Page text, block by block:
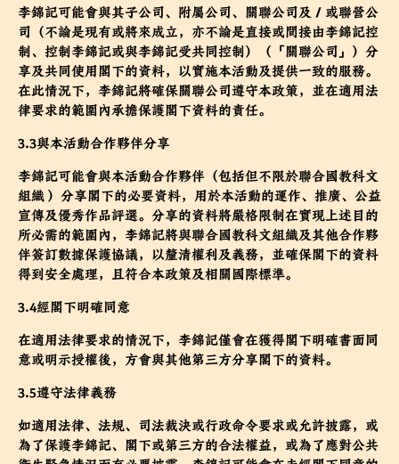
李錦記可能會與其子公司、附屬公司、關聯公司及／或聯營公
司（不論是現有或將來成立，亦不論是直接或間接由李錦記控
制、控制李錦記或與李錦記受共同控制）（「關聯公司」）分
享及共同使用閣下的資料，以實施本活動及提供一致的服務。
在此情況下，李錦記將確保關聯公司遵守本政策，並在適用法
律要求的範圍內承擔保護閣下資料的責任。
3.3與本活動合作夥伴分享
李錦記可能會與本活動合作夥伴（包括但不限於聯合國教科文
組織 ）分享閣下的必要資料，用於本活動的運作、推廣、公益
宣傳及優秀作品評選。分享的資料將嚴格限制在實現上述目的
所必需的範圍內，李錦記將與聯合國教科文組織及其他合作夥
伴簽訂數據保護協議，以釐清權利及義務，並確保閣下的資料
得到安全處理，且符合本政策及相關國際標準。
3.4經閣下明確同意
在適用法律要求的情況下，李錦記僅會在獲得閣下明確書面同
意或明示授權後，方會與其他第三方分享閣下的資料。
3.5遵守法律義務
如適用法律、法規、司法裁決或行政命令要求或允許披露，或
為了保護李錦記、閣下或第三方的合法權益，或為了應對公共